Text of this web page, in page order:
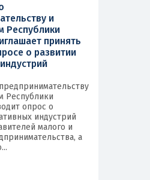
и
Республики
принять
о развитии
Республики
опрос о
индустрий
малого и
а